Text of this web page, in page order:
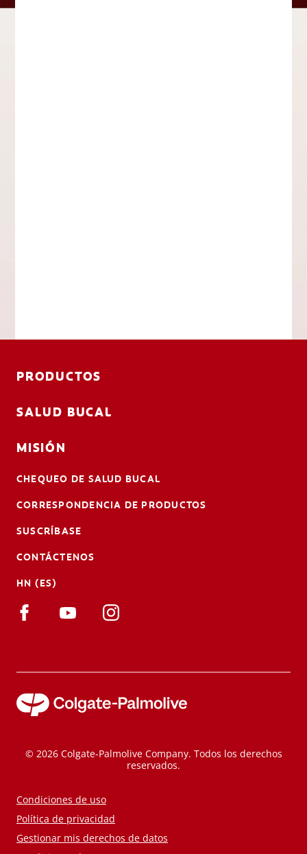
PRODUCTOS
SALUD BUCAL
MISIÓN
CHEQUEO DE SALUD BUCAL
CORRESPONDENCIA DE PRODUCTOS
SUSCRÍBASE
CONTÁCTENOS
HN (ES)
© 2026 Colgate-Palmolive Company. Todos los derechos
reservados.
Condiciones de uso
Política de privacidad
Gestionar mis derechos de datos